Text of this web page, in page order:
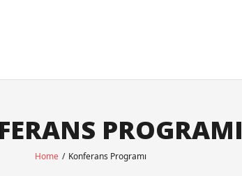
PROGRAMI
Home / Konferans Programı